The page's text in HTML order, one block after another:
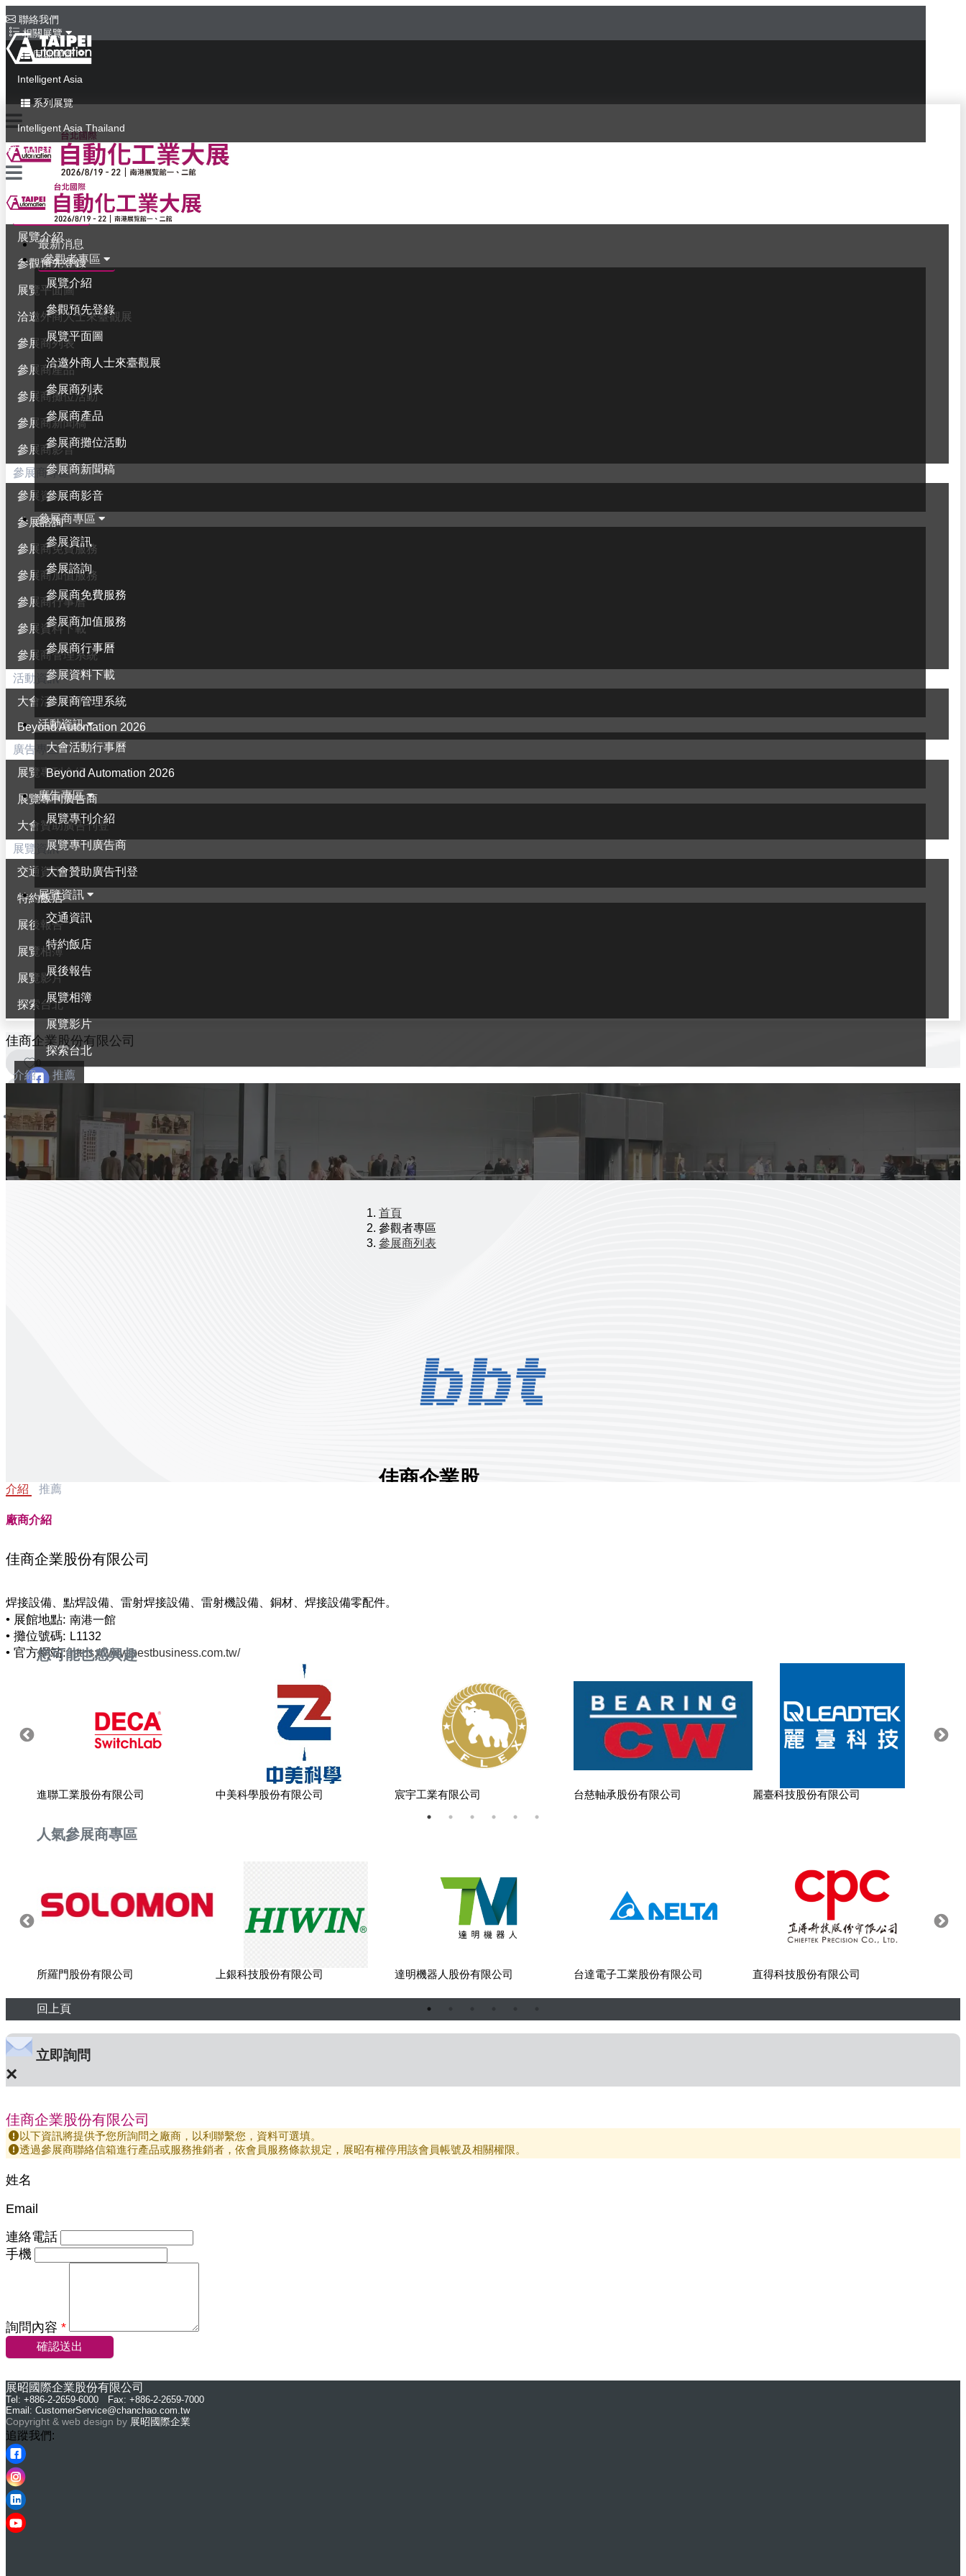
聯絡我們
相關展覽
同期展覽
Intelligent Asia
系列展覽
Intelligent Asia Thailand
English
最新消息
參觀者專區
展覽介紹
參觀預先登錄
展覽平面圖
洽邀外商人士來臺觀展
參展商列表
參展商產品
參展商攤位活動
參展商新聞稿
參展商影音
參展商專區
參展資訊
參展諮詢
參展商免費服務
參展商加值服務
參展商行事曆
參展資料下載
參展商管理系統
活動資訊
大會活動行事曆
Beyond Automation 2026
廣告專區
展覽專刊介紹
展覽專刊廣告商
大會贊助廣告刊登
展覽資訊
交通資訊
特約飯店
展後報告
展覽相簿
展覽影片
探索台北
最新消息
參觀者專區
展覽介紹
參觀預先登錄
展覽平面圖
洽邀外商人士來臺觀展
參展商列表
參展商產品
參展商攤位活動
參展商新聞稿
參展商影音
參展商專區
參展資訊
參展諮詢
參展商免費服務
參展商加值服務
參展商行事曆
參展資料下載
參展商管理系統
活動資訊
大會活動行事曆
Beyond Automation 2026
廣告專區
展覽專刊介紹
展覽專刊廣告商
大會贊助廣告刊登
展覽資訊
交通資訊
特約飯店
展後報告
展覽相簿
展覽影片
探索台北
佳商企業股份有限公司
0
介紹 推薦
首頁
參觀者專區
參展商列表
佳商企業股
介紹 推薦
廠商介紹
佳商企業股份有限公司
• 展館地點: 南港一館
• 攤位號碼: L1132
• 官方網站:https://www.bestbusiness.com.tw/
您可能也感興趣
進聯工業股份有限公司 中美科學股份有限公司 宸宇工業有限公司 台慈軸承股份有限公司 麗臺科技股份有限公司
人氣參展商專區
所羅門股份有限公司 上銀科技股份有限公司 達明機器人股份有限公司 台達電子工業股份有限公司 直得科技股份有限公司
回上頁
立即詢問
×
佳商企業股份有限公司
以下資訊將提供予您所詢問之廠商，以利聯繫您，資料可選填。
透過參展商聯絡信箱進行產品或服務推銷者，依會員服務條款規定，展昭有權停用該會員帳號及相關權限。
姓名
Email
連絡電話
手機
詢問內容 *
確認送出
展昭國際企業股份有限公司
Tel: +886-2-2659-6000 Fax: +886-2-2659-7000
Email: CustomerService@chanchao.com.tw
Copyright & web design by 展昭國際企業
追蹤我們: